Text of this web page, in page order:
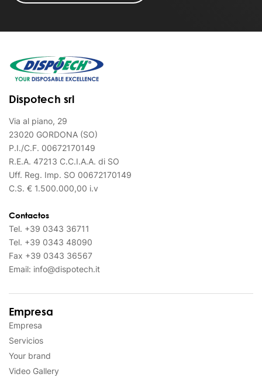
Dispotech srl
Via al piano, 29
23020 GORDONA (SO)
P.I./C.F. 00672170149
R.E.A. 47213 C.C.I.A.A. di SO
Uff. Reg. Imp. SO 00672170149
C.S. € 1.500.000,00 i.v
Contactos
Tel. +39 0343 36711
Tel. +39 0343 48090
Fax +39 0343 36567
Email: info@dispotech.it
Empresa
Empresa
Servicios
Your brand
Video Gallery